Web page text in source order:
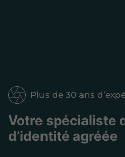
Plus de 30 ans
Votre spécialiste
d’identité agréée